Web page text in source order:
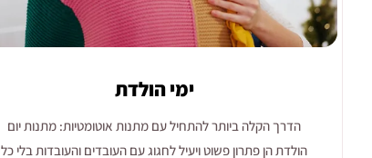
ימי הולדת
הדרך הקלה ביותר להתחיל עם מתנות אוטומטיות: מתנות יום
הולדת הן פתרון פשוט ויעיל לחגוג עם העובדים והעובדות בלי כל